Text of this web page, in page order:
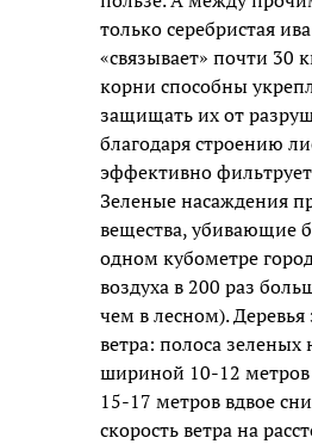
только серебристая
«связывает» почти 30
корни способны
защищать их от
благодаря строению
эффективно
Зеленые насаждения
вещества, убивающие
одном кубометре
воздуха в 200 раз
чем в лесном).
ветра: полоса зеленых
шириной 10-12
15-17 метров вдвое
скорость ветра на